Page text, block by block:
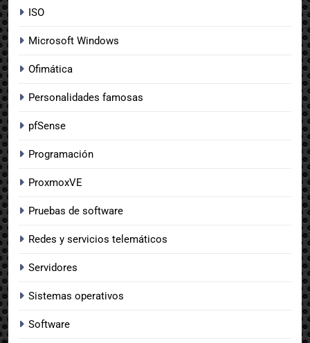
ISO
Microsoft Windows
Ofimática
Personalidades famosas
pfSense
Programación
ProxmoxVE
Pruebas de software
Redes y servicios telemáticos
Servidores
Sistemas operativos
Software